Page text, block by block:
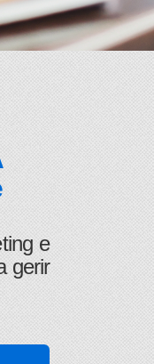
e
gerir